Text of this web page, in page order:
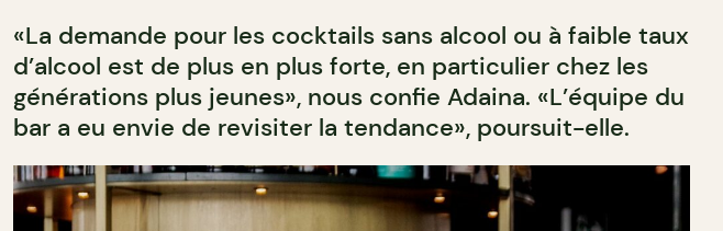
«La demande pour les cocktails sans alcool ou à faible taux
d’alcool est de plus en plus forte, en particulier chez les
générations plus jeunes», nous confie Adaina. «L’équipe du
bar a eu envie de revisiter la tendance», poursuit-elle.